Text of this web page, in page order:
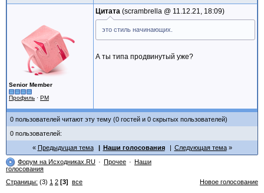
Senior Member
Профиль · PM
Цитата scrambrella @ 11.12.21, 18:09
это стиль начинающих.
А ты типа продвинутый уже?
0 пользователей читают эту тему (0 гостей и 0 скрытых пользователей)
0 пользователей:
Предыдущая тема
Наши голосования
Следующая тема
Форум на Исходниках.RU
Прочее
Наши
голосования
Страницы: (3) 1 2 [3] все Новое голосование